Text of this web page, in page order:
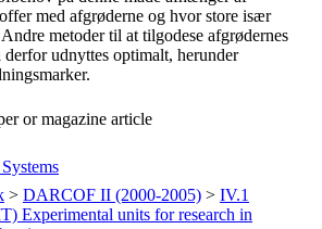
med afgrøderne og hvor store især
metoder til at tilgodese afgrødernes
udnyttes optimalt, herunder
or magazine article
> DARCOF II (2000-2005) > IV.1
Experimental units for research in